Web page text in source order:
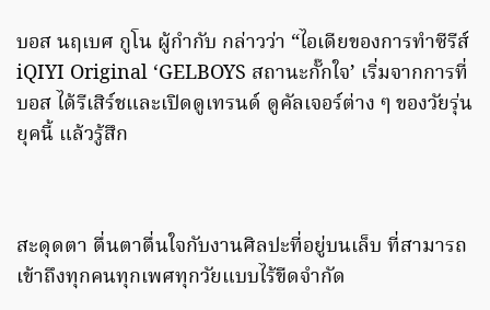
บอส นฤเบศ กูโน ผู้กำกับ กล่าวว่า “ไอเดียของการทำซีรีส์
iQIYI Original ‘GELBOYS สถานะกั๊กใจ’ เริ่มจากการที่
บอส ได้รีเสิร์ชและเปิดดูเทรนด์ ดูคัลเจอร์ต่าง ๆ ของวัยรุ่น
ยุคนี้ แล้วรู้สึก
สะดุดตา ตื่นตาตื่นใจกับงานศิลปะที่อยู่บนเล็บ ที่สามารถ
เข้าถึงทุกคนทุกเพศทุกวัยแบบไร้ขีดจำกัด